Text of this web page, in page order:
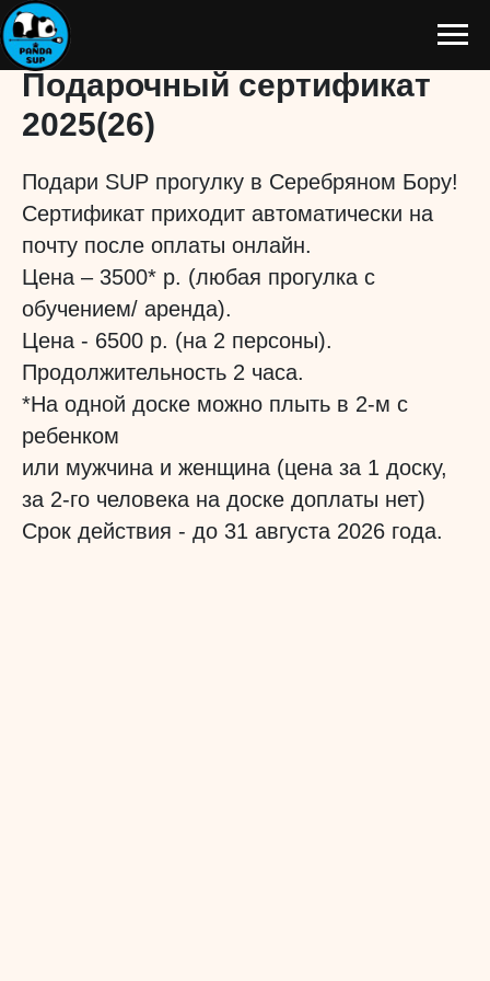
Подарочный сертификат
2025(26)
Подари SUP прогулку в Серебряном Бору!
Сертификат приходит автоматически на
почту после оплаты онлайн.
Цена – 3500* р. (любая прогулка с
обучением/ аренда).
Цена - 6500 р. (на 2 персоны).
Продолжительность 2 часа.
*На одной доске можно плыть в 2-м с
ребенком
или мужчина и женщина (цена за 1 доску,
за 2-го человека на доске доплаты нет)
Срок действия - до 31 августа 2026 года.